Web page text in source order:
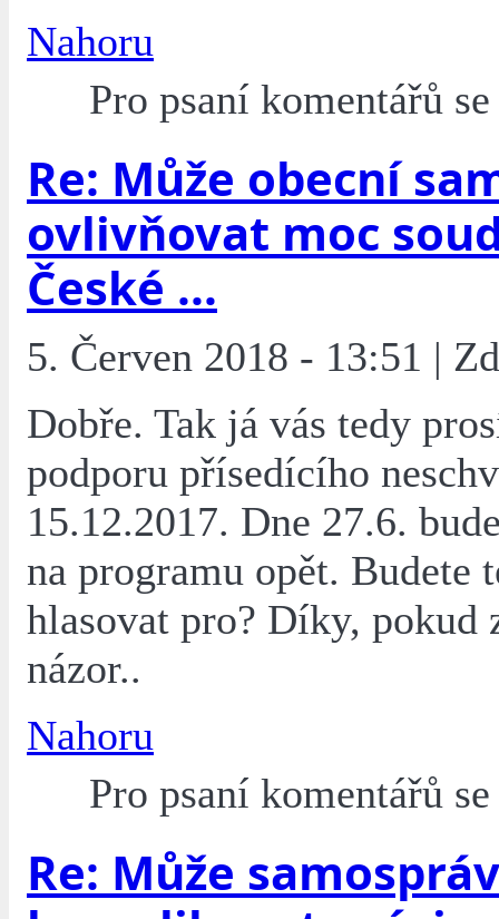
Nahoru
Pro psaní komentářů
Re: Může obecní
ovlivňovat moc
České ...
5. Červen 2018 - 13:51 |
Dobře. Tak já vás tedy
podporu přísedícího
15.12.2017. Dne 27.6.
na programu opět. Budete
hlasovat pro? Díky, pokud
názor..
Nahoru
Pro psaní komentářů
Re: Může